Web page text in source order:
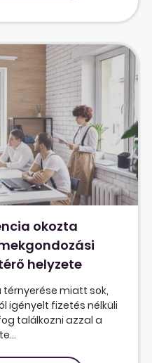
okozta
helyzete
miatt sok,
igényelt fizetés nélküli
találkozni azzal a